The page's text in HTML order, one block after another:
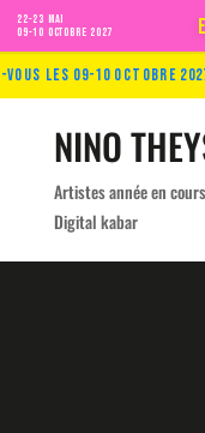
22-23 MAI
09-10 Octobre 2027
les 09-10 Octobre 2027
NINO
Artistes année en cours
Digital kabar